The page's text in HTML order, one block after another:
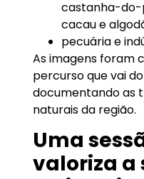
castanha-
cacau e
pecuária e
As imagens foram
percurso que vai
documentando as
naturais da região.
Uma
valoriza a